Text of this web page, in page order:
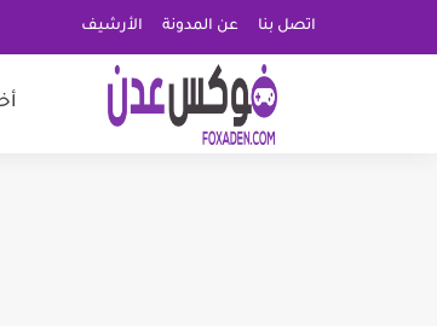
اتصل بنا عن المدونة الأرشيف